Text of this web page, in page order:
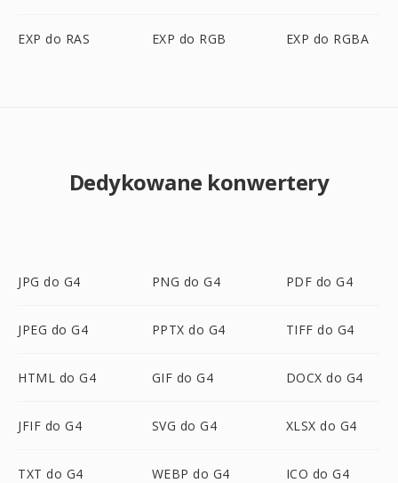
EXP do RAS EXP do RGB EXP do RGBA
Dedykowane konwertery
JPG do G4 PNG do G4 PDF do G4
JPEG do G4 PPTX do G4 TIFF do G4
HTML do G4 GIF do G4 DOCX do G4
JFIF do G4 SVG do G4 XLSX do G4
TXT do G4 WEBP do G4 ICO do G4